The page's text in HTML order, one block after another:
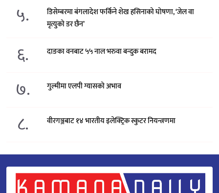
५.
डिसेम्बरमा बंगलादेश फर्किने शेख हसिनाको घोषणा, ‘जेल वा
मृत्युको डर छैन’
६. दाङका वनबाट ५५ नाल भरुवा बन्दुक बरामद
७. गुल्मीमा एलपी ग्यासको अभाव
८. वीरगञ्जबाट १४ भारतीय इलेक्ट्रिक स्कुटर नियन्त्रणमा